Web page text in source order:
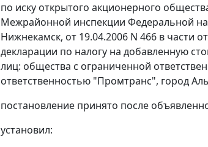
по иску открытого акционерного
Межрайонной инспекции Федеральной
Нижнекамск, от 19.04.2006 N 466 в части
декларации по налогу на добавленную
лиц: общества с ограниченной
ответственностью "Промтранс", город
постановление принято после
установил: